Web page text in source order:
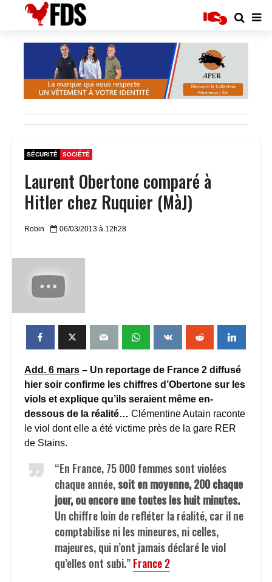
SÉCURITÉ SOCIÉTÉ
Laurent Obertone comparé à
Hitler chez Ruquier (MàJ)
Robin 06/03/2013 à 12h28
Add. 6 mars – Un reportage de France 2 diffusé
hier soir confirme les chiffres d’Obertone sur les
viols et explique qu’ils seraient même en-
dessous de la réalité… Clémentine Autain raconte
le viol dont elle a été victime près de la gare RER
de Stains.
“En France, 75 000 femmes sont violées
chaque année,soit en moyenne, 200 chaque
jour, ou encore une toutes les huit minutes.
Un chiffre loin de refléter la réalité, car il ne
comptabilise ni les mineures, ni celles,
majeures, qui n’ont jamais déclaré le viol
qu’elles ont subi.”France 2